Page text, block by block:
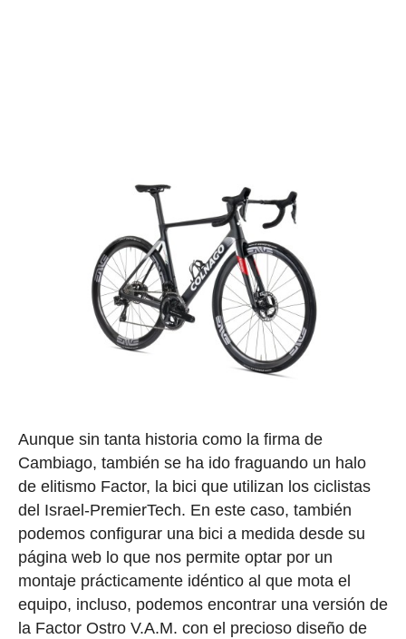
Aunque sin tanta historia como la firma de
Cambiago, también se ha ido fraguando un halo
de elitismo Factor, la bici que utilizan los ciclistas
del Israel-PremierTech. En este caso, también
podemos configurar una bici a medida desde su
página web lo que nos permite optar por un
montaje prácticamente idéntico al que mota el
equipo, incluso, podemos encontrar una versión de
la Factor Ostro V.A.M. con el precioso diseño de